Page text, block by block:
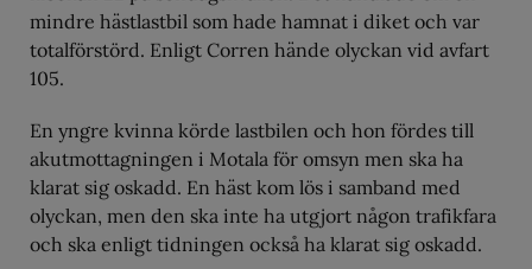
mindre hästlastbil som hade hamnat i diket och var
totalförstörd. Enligt Corren hände olyckan vid avfart
105.
En yngre kvinna körde lastbilen och hon fördes till
akutmottagningen i Motala för omsyn men ska ha
klarat sig oskadd. En häst kom lös i samband med
olyckan, men den ska inte ha utgjort någon trafikfara
och ska enligt tidningen också ha klarat sig oskadd.